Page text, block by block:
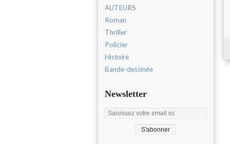
AUTEURS
Roman
Thriller
Policier
Histoire
Bande-dessinée
Newsletter